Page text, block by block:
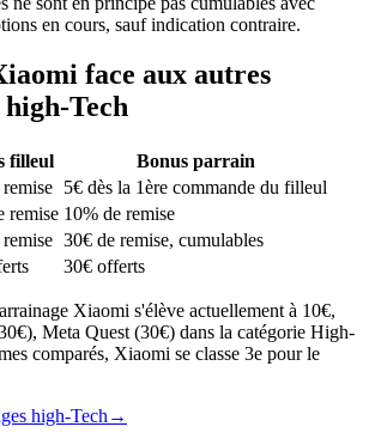
en cours, sauf indication contraire.
face aux autres
high-Tech
filleul
Bonus parrain
5€ dès la 1ère commande du filleul
remise 10% de remise
30€ de remise, cumulables
30€ offerts
Xiaomi s'élève actuellement à 10€,
Meta Quest (30€) dans la catégorie High-
comparés, Xiaomi se classe 3e pour le
high-Tech →